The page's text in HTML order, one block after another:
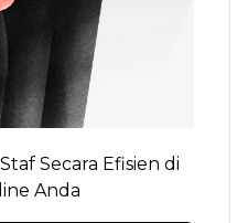
Secara Efisien di
Anda